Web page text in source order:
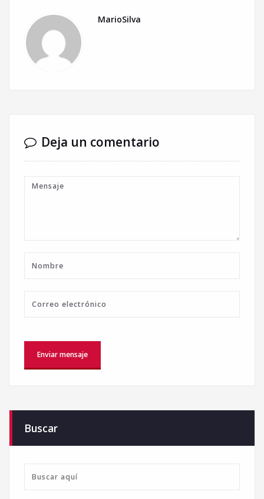
MarioSilva
Deja un comentario
Buscar